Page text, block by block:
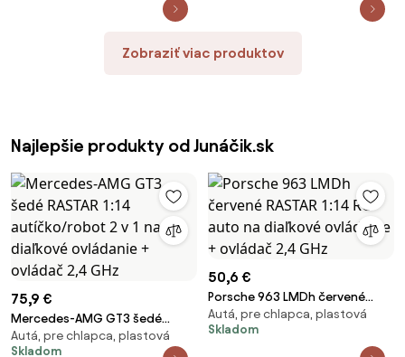
Zobraziť viac produktov
Najlepšie produkty od Junáčik.sk
75,9 €
Mercedes-AMG GT3 šedé
RASTAR 1:14 autíčko/robot 2 v 1
Autá, pre chlapca, plastová
Skladom
50,6 €
Porsche 963 LMDh červené
RASTAR 1:14 RC auto na diaľkové
ovládanie + ovládač 2,4 GHz
Autá, pre chlapca, plastová
Skladom